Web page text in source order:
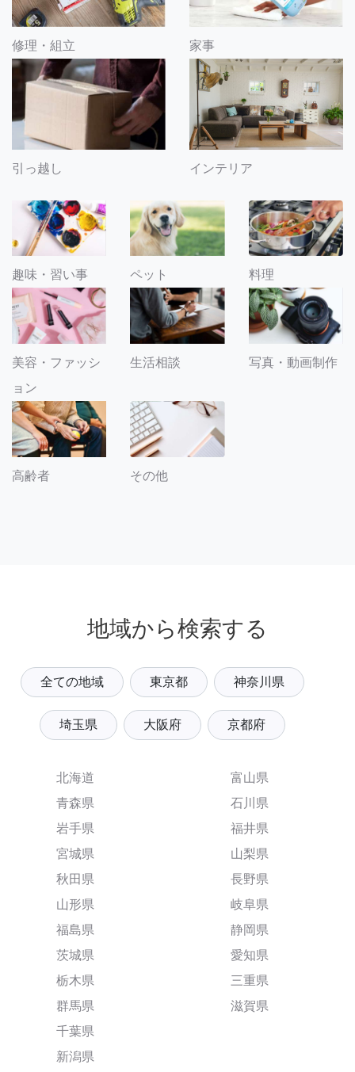
修理・組立 家事
引っ越し インテリア
趣味・習い事 ペット 料理
美容・ファッシ
ョン
生活相談 写真・動画制作
高齢者 その他
地域から検索する
全ての地域 東京都 神奈川県
埼玉県 大阪府 京都府
北海道
青森県
岩手県
宮城県
秋田県
山形県
福島県
茨城県
栃木県
群馬県
千葉県
新潟県
富山県
石川県
福井県
山梨県
長野県
岐阜県
静岡県
愛知県
三重県
滋賀県